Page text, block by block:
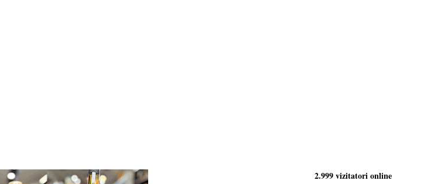
2.999 vizitatori online